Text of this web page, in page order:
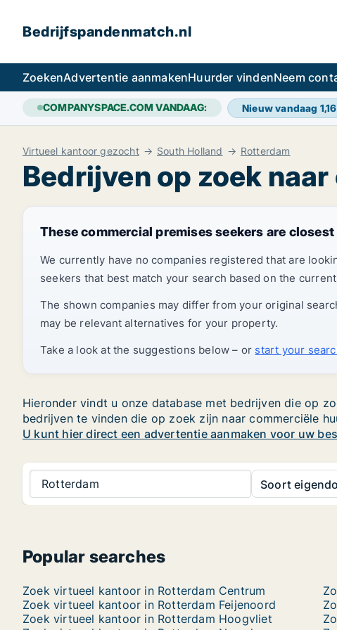
Bedrijfspandenmatch.nl
ZoekenAdvertentie aanmakenHuurder vindenNeem
COMPANYSPACE.COM VANDAAG: Nieuw vandaag
Virtueel kantoor gezocht South Holland Rotterdam
Bedrijven op zoek
These commercial premises seekers are
We currently have no companies registered that are
seekers that best match your search based on the
The shown companies may differ from your original
may be relevant alternatives for your property.
Take a look at the suggestions below – or start your
Hieronder vindt u onze database met bedrijven die op
bedrijven te vinden die op zoek zijn naar commerciële
U kunt hier direct een advertentie aanmaken voor uw
Rotterdam Soort
Popular searches
Zoek virtueel kantoor in Rotterdam Centrum
Zoek virtueel kantoor in Rotterdam Feijenoord
Zoek virtueel kantoor in Rotterdam Hoogvliet